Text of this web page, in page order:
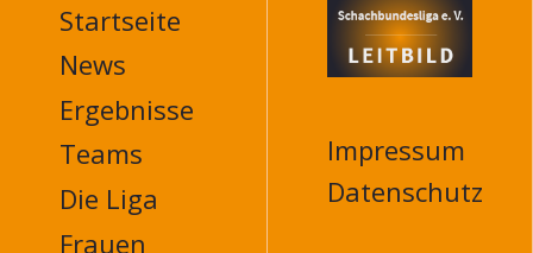
MAIN
NAVIGATION
FOOTER
Startseite
News
Ergebnisse
Teams
Die Liga
Frauen
Impressum
Datenschutz